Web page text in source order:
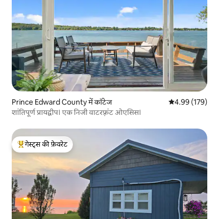
Prince Edward County में कॉटेज औसत रेटिंग 5 में से
4.99 (179)
शांतिपूर्ण प्रायद्वीप। एक निजी वाटरफ़्रंट ओएसिस।
गेस्ट्स का टॉप फ़ेवरेट
गेस्ट्स की फ़ेवरेट